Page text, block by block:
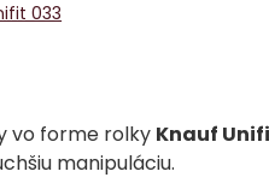
033
vo forme rolky Knauf
manipuláciu.